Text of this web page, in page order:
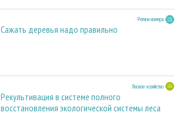
Регион номера
Сажать деревья надо правильно
Лесное хозяйство
Рекультивация в системе полного
восстановления экологической системы леса